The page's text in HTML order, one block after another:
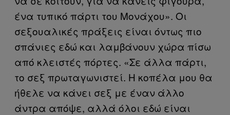
ένα τυπικό πάρτι του Μονάχου». Οι
σεξουαλικές πράξεις είναι όντως πιο
σπάνιες εδώ και λαμβάνουν χώρα πίσω
από κλειστές πόρτες. «Σε άλλα πάρτι,
το σεξ πρωταγωνιστεί. Η κοπέλα μου θα
ήθελε να κάνει σεξ με έναν άλλο
άντρα απόψε, αλλά όλοι εδώ είναι